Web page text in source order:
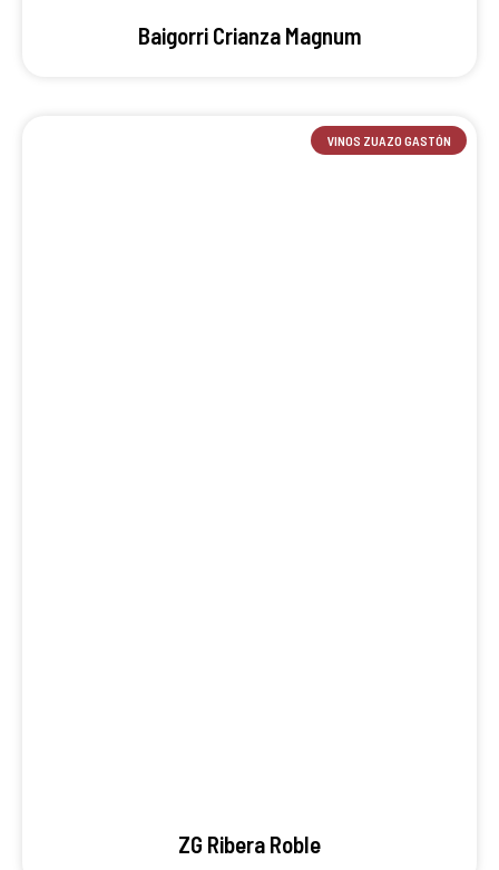
Baigorri Crianza Magnum
VINOS ZUAZO GASTÓN
ZG Ribera Roble